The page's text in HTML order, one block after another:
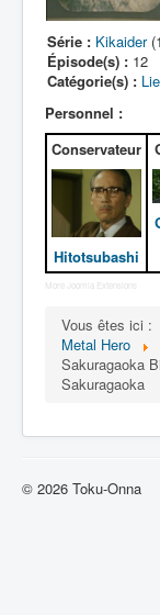
COSAA
Dessins
Artiste
Lexique
Jinzô
キカイ
Série
Personnages
Mechas
Objets
Épisodes
Série : Kikaider
Épisode(s) : 12
Catégorie(s) :
Personnel :
Conservateur
Hitotsubashi
More Joomla Extensions
Vous êtes ici :
Metal Hero
Sakuragaoka
Sakuragaoka
© 2026 Toku-Onna